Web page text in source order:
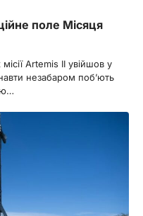
поле Місяця
Artemis II увійшов у
незабаром поб’ють